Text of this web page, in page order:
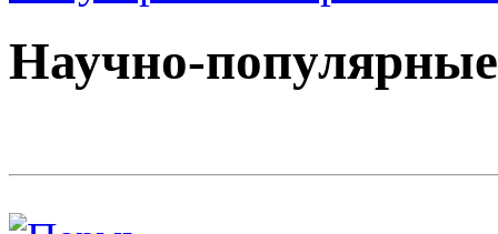
Научно-